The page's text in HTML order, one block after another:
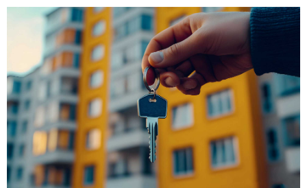
Hurtigguide til leiemarkedet
NOTABENE
Årsmøte med teambuilding
Midlene til lokal aktivitet fordelt
Med våren kommer regionsmøtene
Nordisk konferanse om kunstig
intelligens
YS etterlyser system for
realkompetanse
Nyansatt i Negotias administrasjon
Bestill Negotia-materiell
SPØR OSS
Negotias rådgivere og advokater
svarer
JOBBEN MIN
Selger tradisjon og glede
ANNONSER
Gjensidige
Nordea